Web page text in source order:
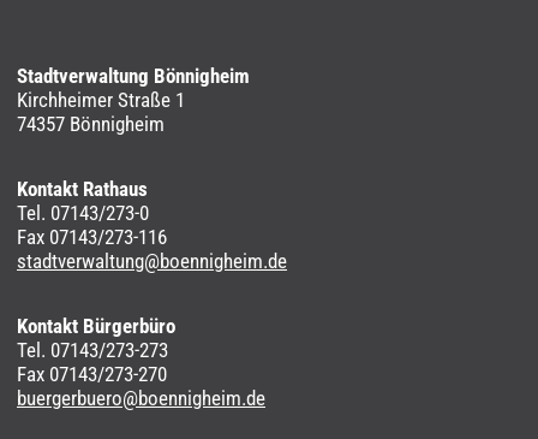
Stadtverwaltung Bönnigheim
Kirchheimer Straße 1
74357 Bönnigheim
Kontakt Rathaus
Tel. 07143/273-0
Fax 07143/273-116
stadtverwaltung@boennigheim.de
Kontakt Bürgerbüro
Tel. 07143/273-273
Fax 07143/273-270
buergerbuero@boennigheim.de